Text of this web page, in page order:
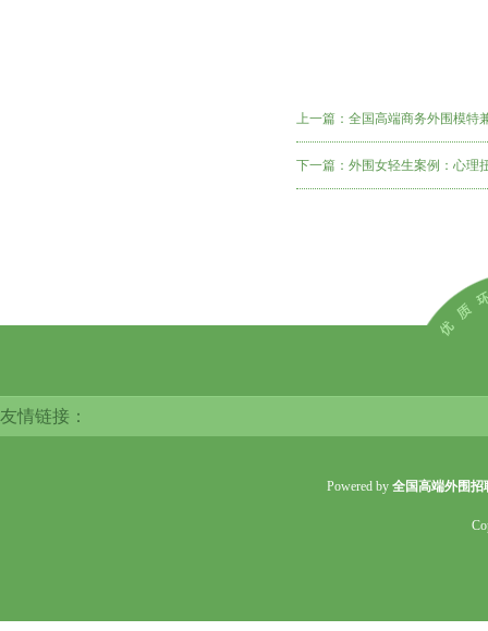
上一篇： 全国高端商务外围模特
下一篇： 外围女轻生案例：心理
友情链接：
Powered by 全国高端外围招